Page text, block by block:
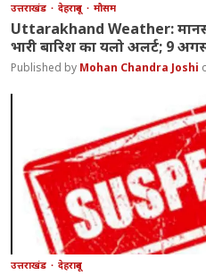
उत्तराखंड देहरादून मौसम
Uttarakhand Weather:
भारी बारिश का यलो अलर्ट; 9
Mohan Chandra Joshi
उत्तराखंड देहरादून